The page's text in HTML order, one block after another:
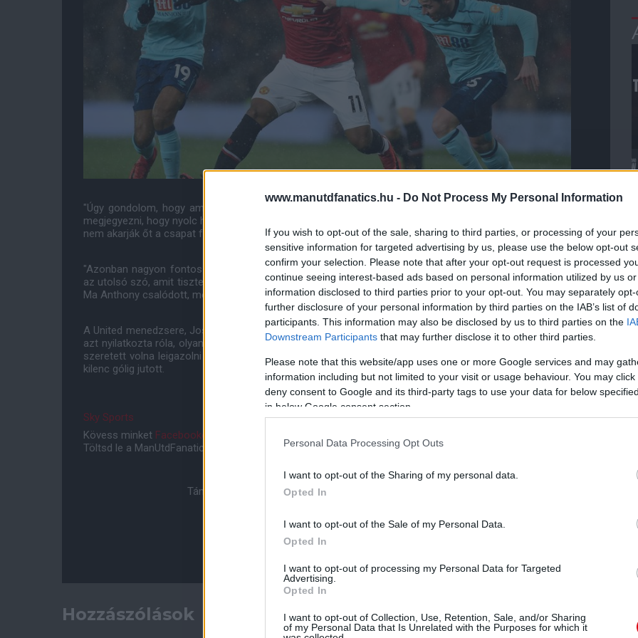
www.manutdfanatics.hu - Do Not Process My Personal Information
If you wish to opt-out of the sale, sharing to third parties, or processing of your
sensitive information for targeted advertising by us, please use the below opt-out
confirm your selection. Please note that after your opt-out request is processed
continue seeing interest-based ads based on personal information utilized by us
information disclosed to third parties prior to your opt-out. You may separately
further disclosure of your personal information by third parties on the IAB’s list of
participants. This information may also be disclosed by us to third parties on the
Downstream Participants that may further disclose it to other third parties.
Please note that this website/app uses one or more Google services and may
information including but not limited to your visit or usage behaviour. You may
deny consent to Google and its third-party tags to use your data for below
in below Google consent section.
Personal Data Processing Opt Outs
I want to opt-out of the Sharing of my personal data.
Opted In
I want to opt-out of the Sale of my Personal Data.
Opted In
I want to opt-out of processing my Personal Data for Targeted
Advertising.
Opted In
I want to opt-out of Collection, Use, Retention, Sale, and/or Sharing
of my Personal Data that Is Unrelated with the Purposes for which it
"Úgy gondolom, hogy amikor a Manchester United, a világ legnépszerűbb klubja a tárgyalófél, muszáj
megjegyezni, hogy nyolc hónapos tárgyalás során nem sikerült megállapodást kötnünk, hiszen valójában
nem akarják őt a csapat fontos tagjává tenni. Ez a döntés gyökere; egy jól átgondolt döntésé."
"Azonban nagyon fontos megjegyezni, hogy jelenleg szerződés köti őt Manchesterbe, így a klubé lesz
az utolsó szó, amit tiszteletben fogunk tartani. Mindazonáltal, nem azt a jövőt látjuk, mint amit a klubnál.
Ma Anthony csalódott, mert az utóbbi három évben imádta a klubot és a szurkolóit is."
A United menedzsere, Jose Mourinho többek között Martialt is kritizálta teljesítménye miatt, ám később
azt nyilatkozta róla, olyan volt, mintha új játékost kapott volna. Ugyanakkor Martial - akit a Tottenham is
szeretett volna leigazolni 2015-ben - csupán 18 bajnokin szerepelt kezdőként a legutóbbi szezon alatt,
kilenc gólig jutott.
Sky Sports
Kövess minket Facebookon
Töltsd le a ManUtdFanatics.hu mobil applikációtAndroidra ésiOS-re
Támogasd adományoddal a ManUtdFanatics.hu működését!
Hozzászólások